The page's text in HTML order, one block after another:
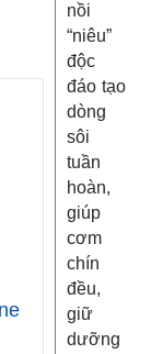
nồi
“niêu”
độc
đáo tạo
dòng
sôi
tuần
hoàn,
giúp
cơm
chín
đều,
giữ
dưỡng